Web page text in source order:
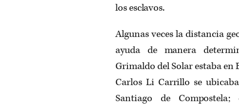
los esclavos.
Algunas veces la distancia
ayuda de manera
Grimaldo del Solar estaba en
Carlos Li Carrillo se
Santiago de